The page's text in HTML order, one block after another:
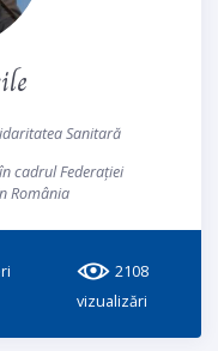
Sanitară
cadrul Federației
România
2108
vizualizări